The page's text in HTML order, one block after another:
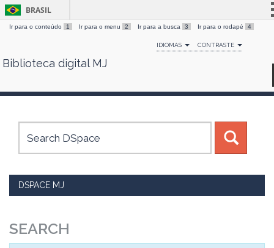
Skip
BRASIL
Simplifique!
Comunica BR
Canais
Ir para o conteúdo 1 Ir para o menu 2 Ir para a busca 3 Ir para o rodapé 4
IDIOMAS CONTRASTE
Biblioteca digital MJ
DSPACE MJ
SEARCH